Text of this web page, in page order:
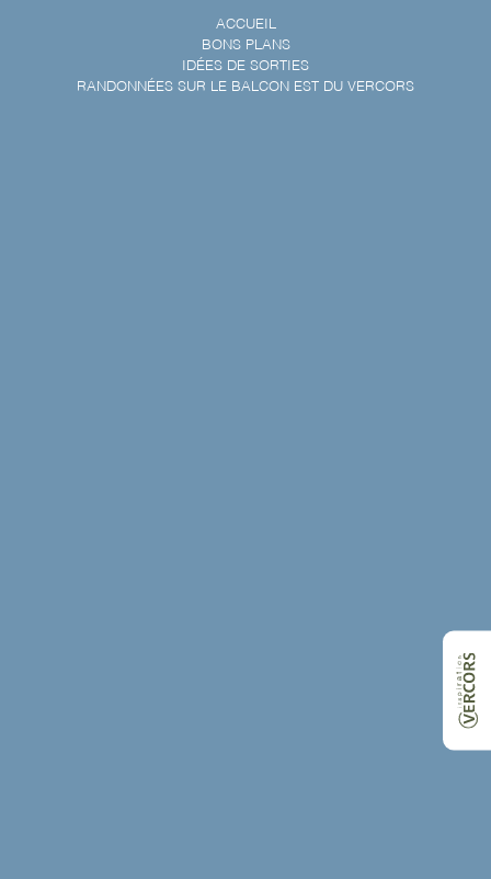
ACCUEIL
BONS PLANS
IDÉES DE SORTIES
RANDONNÉES SUR LE BALCON EST DU VERCORS